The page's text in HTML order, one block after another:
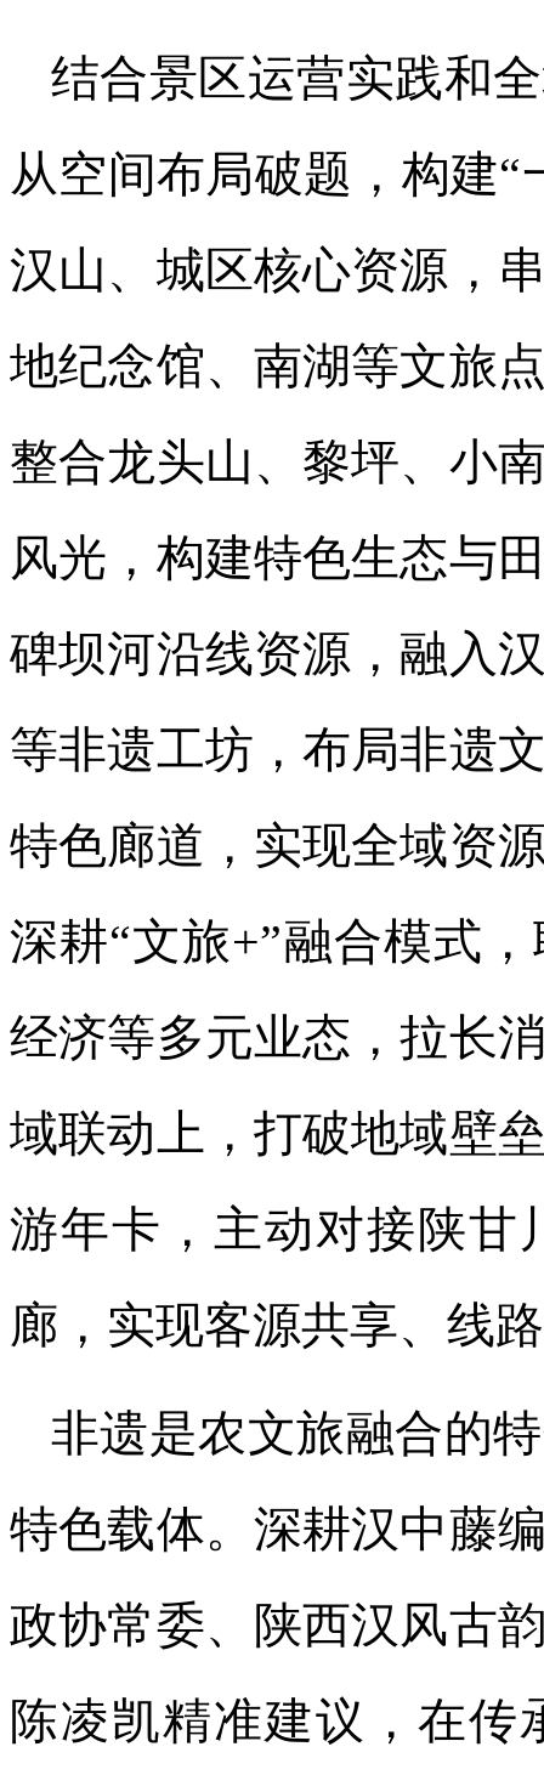
结合景区运营实践和
从空间布局破题，构建
汉山、城区核心资源，
地纪念馆、南湖等文旅
整合龙头山、黎坪、小
风光，构建特色生态与
碑坝河沿线资源，融入
等非遗工坊，布局非遗
特色廊道，实现全域资
深耕“文旅+”融合模式
经济等多元业态，拉长
域联动上，打破地域壁
游年卡，主动对接陕甘
廊，实现客源共享、线
非遗是农文旅融合的
特色载体。深耕汉中藤
政协常委、陕西汉风古
陈凌凯精准建议，在